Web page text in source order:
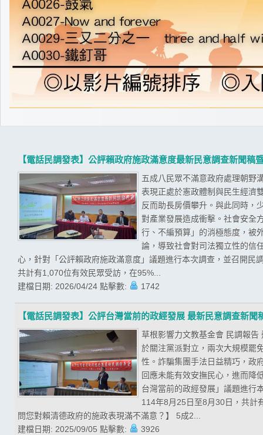
【電話民調發表】公評賴政府施政滿意度最新民意調查新聞稿
五成八民眾不滿意政府處理朝野
表現正處於憲政體制與民生經濟
反而助長房價攀升。與此同時，
對產業發展造成衝擊。社會安全
行、不編預算」的消極態度，被
論，導致社會對司法獨立性的信
心，針對「公評賴政府施政滿意度」議題進行本次調查，並召開
共計有1,070位有效民眾受訪，在95%...
建檔日期: 2026/04/24 點擊數: 1742
【電話民調發表】公評台灣當前的政經發展 最新民意調查新聞
草根影響力文教基金會 民調報
於關注黨派對立，兩次大規模罷
性。詐騙集團手法日益精巧，政
回應未能有效安撫民心，進而降
台灣當前的政經發展」議題進行
114年8月25日至8月30日，共計
問您對賴清德政府的施政表現滿不滿意？】 5成2...
建檔日期: 2025/09/05 點擊數: 3926